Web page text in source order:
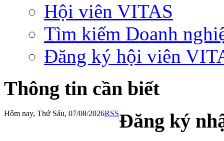
Hội viên VITAS
Tìm kiếm Doanh
Đăng ký hội viên
Thông tin cần biết
Hôm nay, Thứ Sáu, 07/08/2026RSSĐăng ký